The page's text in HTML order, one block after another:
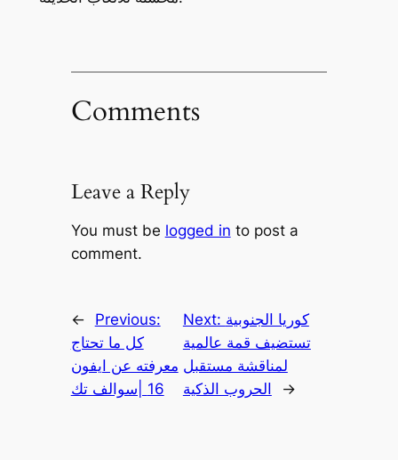
Comments
Leave a Reply
You must be logged in to post a
comment.
←
Previous:
كل ما تحتاج
معرفته عن ايفون
16 |سوالف تك
Next: كوريا الجنوبية
تستضيف قمة عالمية
لمناقشة مستقبل
الحروب الذكية
→